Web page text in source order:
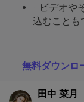
· ビデオや
込むことも
無料ダウンロ
田中 菜月